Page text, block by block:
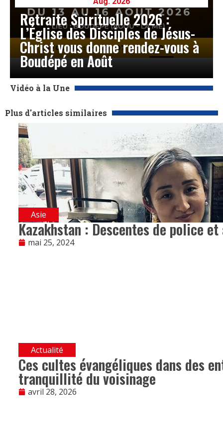
Retraite Spirituelle 2026 :
L’Église des Disciples de Jésus-
Christ vous donne rendez-vous à
Boudépé en Août
Vidéo à la Une
Plus d'articles similaires
Asie
Kazakhstan : Descentes de police
mai 25, 2024
Actualité
Ces cultes évangéliques dans des
tranquillité du voisinage
avril 28, 2026